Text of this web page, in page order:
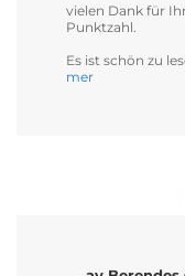
vielen Dank für
Punktzahl.
Es ist schön zu
mer